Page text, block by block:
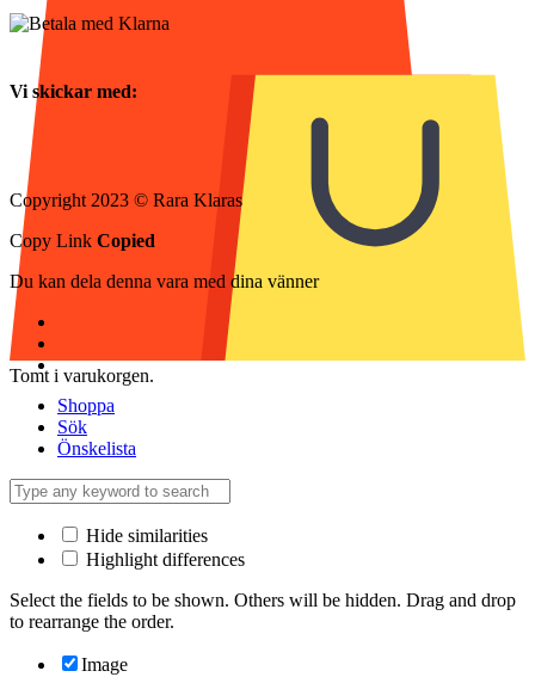
Tomt i varukorgen.
Vi skickar med:
Copyright 2023 © Rara Klaras
Copy Link Copied
Du kan dela denna vara med dina vänner
Shoppa
Sök
Önskelista
Hide similarities
Highlight differences
Select the fields to be shown. Others will be hidden. Drag and drop
to rearrange the order.
Image